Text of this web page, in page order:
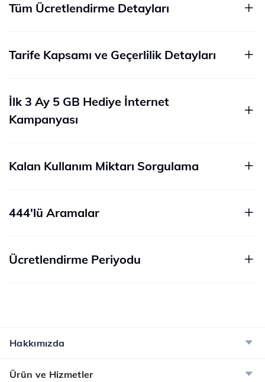
Tüm Ücretlendirme Detayları
Tarife Kapsamı ve Geçerlilik Detayları
İlk 3 Ay 5 GB Hediye İnternet
Kampanyası
Kalan Kullanım Miktarı Sorgulama
444'lü Aramalar
Ücretlendirme Periyodu
Hakkımızda
Ürün ve Hizmetler